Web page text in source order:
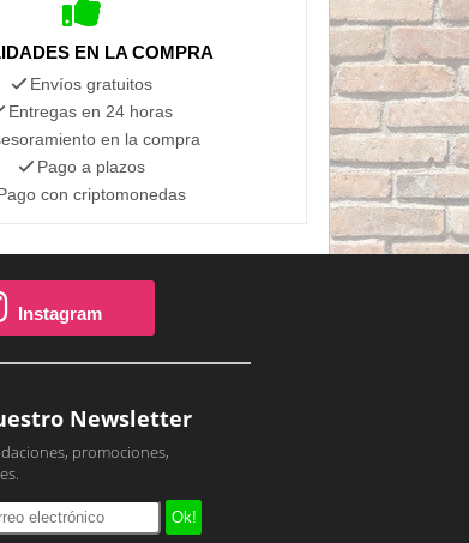
EN LA COMPRA
Envíos gratuitos
Entregas en 24 horas
en la compra
Pago a plazos
con criptomonedas
Instagram
Newsletter
promociones,